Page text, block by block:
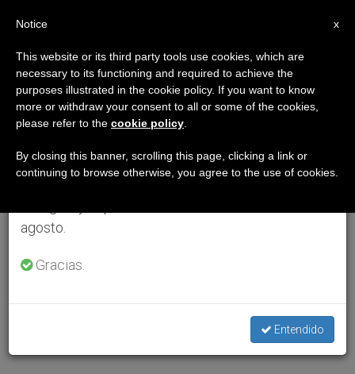
×
Aviso importante
Del 27 de julio al 7 de agosto haremos la pausa
anual, aprovechando que en el periodo de verano
se generan menos informaciones y también el
agosto.
Gracias.
Entendido
x
Notice
This website or its third party tools use cookies, which are
necessary to its functioning and required to achieve the
purposes illustrated in the cookie policy. If you want to know
more or withdraw your consent to all or some of the cookies,
please refer to the cookie policy
By closing this banner, scrolling this page, clicking a link or
continuing to browse otherwise, you agree to the use of cookies.